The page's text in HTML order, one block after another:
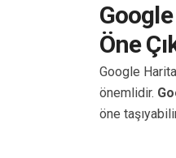
Öne
Google
önemlidir.
öne